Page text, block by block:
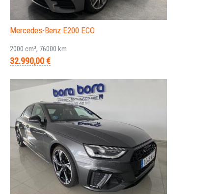
Mercedes-Benz E200 ECO
2000 cm³, 76000 km
32.990,00 €